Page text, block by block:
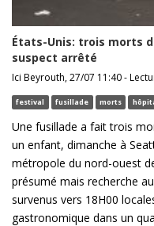
États-Unis: trois morts
suspect arrêté
Ici Beyrouth, 27/07 11:40 -
festival fusillade morts
Une fusillade a fait trois
un enfant, dimanche à
métropole du nord-ouest
présumé mais recherche
survenus vers 18H00
gastronomique dans un